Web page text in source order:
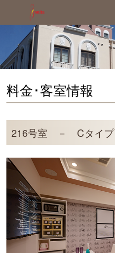
料金･客室情報
216号室 － Cタイプ